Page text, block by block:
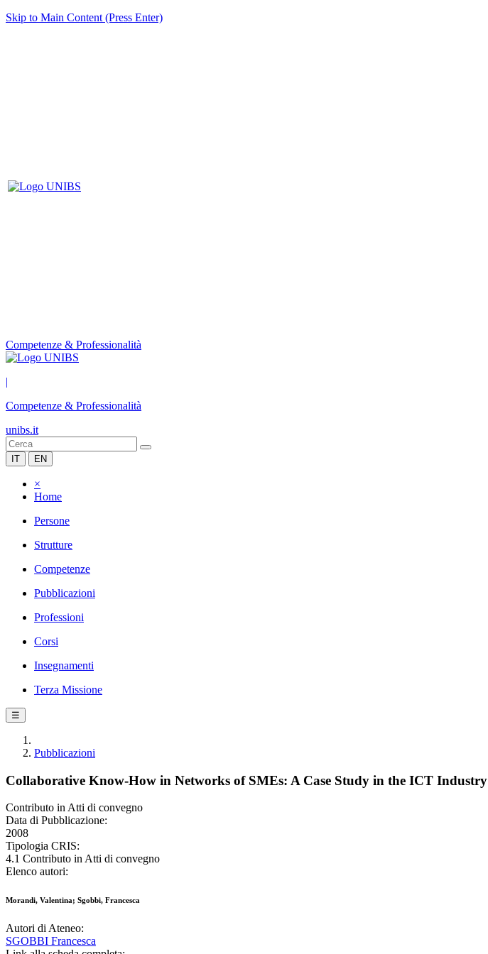
Skip to Main Content (Press Enter)
Competenze & Professionalità
|
Competenze & Professionalità
unibs.it
IT EN
×
Home
Persone
Strutture
Competenze
Pubblicazioni
Professioni
Corsi
Insegnamenti
Terza Missione
☰
Pubblicazioni
Collaborative Know-How in Networks of SMEs: A Case Study in the ICT Industry
Contributo in Atti di convegno
Data di Pubblicazione:
2008
Tipologia CRIS:
4.1 Contributo in Atti di convegno
Elenco autori:
Morandi, Valentina; Sgobbi, Francesca
Autori di Ateneo:
SGOBBI Francesca